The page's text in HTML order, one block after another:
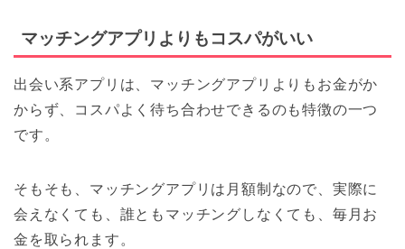
マッチングアプリよりもコスパがいい
出会い系アプリは、マッチングアプリよりもお金がか
からず、コスパよく待ち合わせできるのも特徴の一つ
です。
そもそも、マッチングアプリは月額制なので、実際に
会えなくても、誰ともマッチングしなくても、毎月お
金を取られます。